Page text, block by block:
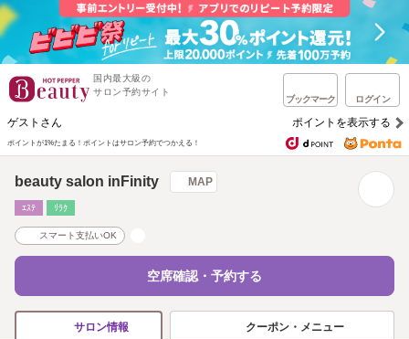
国内最大級の
サロン予約サイト
ブックマーク ログイン
ゲストさん ポイントを表示する
ポイントが1%たまる！ ポイントはサロン予約でつかえる！
beauty salon inFinity MAP
ｴｽﾃ ﾘﾗｸ
スマート支払いOK
空席確認・予約する
サロン情報 クーポン・メニュー